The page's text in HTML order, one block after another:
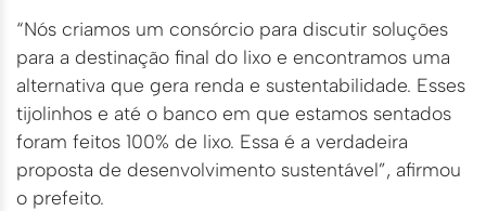
“Nós criamos um consórcio para discutir soluções
para a destinação final do lixo e encontramos uma
alternativa que gera renda e sustentabilidade. Esses
tijolinhos e até o banco em que estamos sentados
foram feitos 100% de lixo. Essa é a verdadeira
proposta de desenvolvimento sustentável”, afirmou
o prefeito.